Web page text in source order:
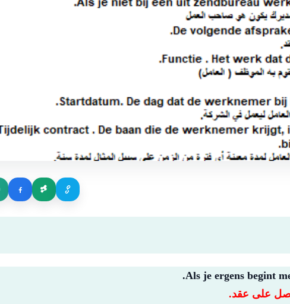
Als je ergens begint
على عقد.